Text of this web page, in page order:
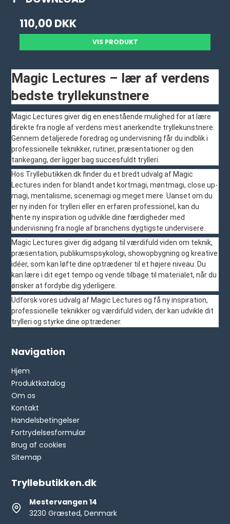
110,00 DKK
VIS PRODUKT
Magic Lectures – lær af verdens
bedste tryllekunstnere
Magic Lectures giver dig en enestående mulighed for at lære
direkte fra nogle af verdens mest anerkendte tryllekunstnere.
Gennem detaljerede foredrag og undervisning får du indblik i
professionelle teknikker, rutiner, præsentationer og den
tankegang, der ligger bag succesfuldt trylleri.
Hos Tryllebutikken.dk finder du et bredt udvalg af Magic
Lectures inden for blandt andet kortmagi, møntmagi, close up-
magi, mentalisme, scenemagi og meget mere. Uanset om du
er ny inden for trylleri eller en erfaren professionel, kan du
hente ny inspiration og udvikle dine færdigheder med
undervisning fra nogle af branchens dygtigste undervisere.
Magic Lectures giver dig adgang til værdifuld viden om teknik,
præsentation, publikumspsykologi, showopbygning og kreative
idéer, som kan løfte dine optrædener til et højere niveau. Du
kan lære i dit eget tempo og vende tilbage til materialet, når du
ønsker at fordybe dig yderligere.
Udforsk vores udvalg af Magic Lectures og få ny inspiration,
professionelle teknikker og værdifuld viden, der kan udvikle dit
trylleri og styrke dine optrædener.
Navigation
Hjem
Produktkatalog
Om os
Kontakt
Handelsbetingelser
Fortrydelsesformular
Brug af cookies
Sitemap
Tryllebutikken.dk
Mestervangen 14
3230 Græsted, Denmark